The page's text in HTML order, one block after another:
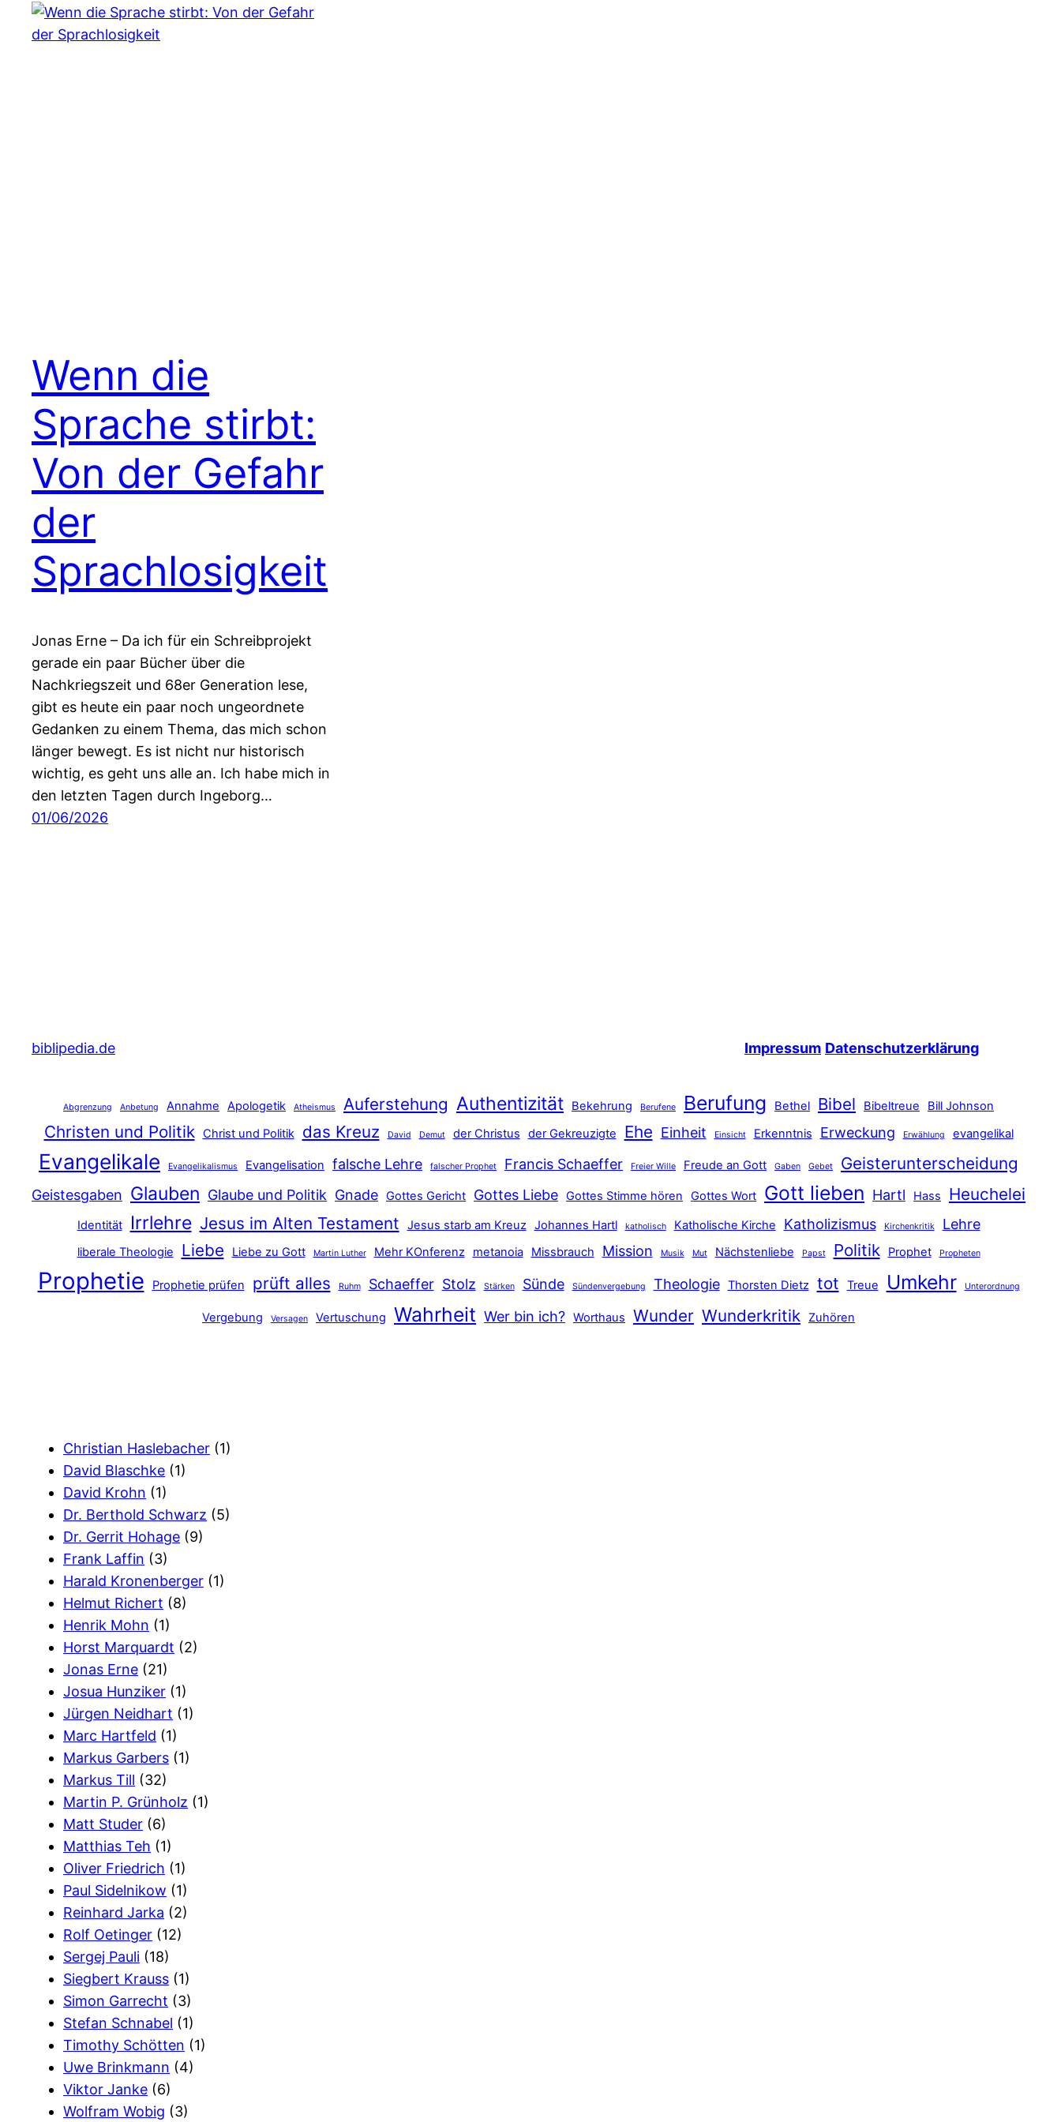
Wenn die
Sprache stirbt:
Von der Gefahr
der
Sprachlosigkeit
Jonas Erne – Da ich für ein Schreibprojekt
gerade ein paar Bücher über die
Nachkriegszeit und 68er Generation lese,
gibt es heute ein paar noch ungeordnete
Gedanken zu einem Thema, das mich schon
länger bewegt. Es ist nicht nur historisch
wichtig, es geht uns alle an. Ich habe mich in
den letzten Tagen durch Ingeborg…
01/06/2026
biblipedia.de Impressum Datenschutzerklärung
Abgrenzung Anbetung Annahme Apologetik Atheismus Auferstehung Authentizität Bekehrung Berufene Berufung Bethel Bibel Bibeltreue Bill Johnson
Christen und Politik Christ und Politik das Kreuz David Demut der Christus der Gekreuzigte Ehe Einheit Einsicht Erkenntnis Erweckung Erwählung evangelikal
Evangelikale Evangelikalismus Evangelisation falsche Lehre falscher Prophet Francis Schaeffer Freier Wille Freude an Gott Gaben Gebet Geisterunterscheidung
Geistesgaben Glauben Glaube und Politik Gnade Gottes Gericht Gottes Liebe Gottes Stimme hören Gottes Wort Gott lieben Hartl Hass Heuchelei
Identität Irrlehre Jesus im Alten Testament Jesus starb am Kreuz Johannes Hartl katholisch Katholische Kirche Katholizismus Kirchenkritik Lehre
liberale Theologie Liebe Liebe zu Gott Martin Luther Mehr KOnferenz metanoia Missbrauch Mission Musik Mut Nächstenliebe Papst Politik Prophet Propheten
Prophetie Prophetie prüfen prüft alles Ruhm Schaeffer Stolz Stärken Sünde Sündenvergebung Theologie Thorsten Dietz tot Treue Umkehr Unterordnung
Vergebung Versagen Vertuschung Wahrheit Wer bin ich? Worthaus Wunder Wunderkritik Zuhören
Christian Haslebacher (1)
David Blaschke (1)
David Krohn (1)
Dr. Berthold Schwarz (5)
Dr. Gerrit Hohage (9)
Frank Laffin (3)
Harald Kronenberger (1)
Helmut Richert (8)
Henrik Mohn (1)
Horst Marquardt (2)
Jonas Erne (21)
Josua Hunziker (1)
Jürgen Neidhart (1)
Marc Hartfeld (1)
Markus Garbers (1)
Markus Till (32)
Martin P. Grünholz (1)
Matt Studer (6)
Matthias Teh (1)
Oliver Friedrich (1)
Paul Sidelnikow (1)
Reinhard Jarka (2)
Rolf Oetinger (12)
Sergej Pauli (18)
Siegbert Krauss (1)
Simon Garrecht (3)
Stefan Schnabel (1)
Timothy Schötten (1)
Uwe Brinkmann (4)
Viktor Janke (6)
Wolfram Wobig (3)